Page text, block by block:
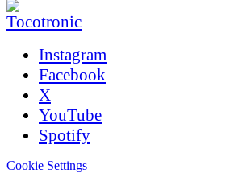
Instagram
Facebook
X
YouTube
Spotify
Cookie Settings